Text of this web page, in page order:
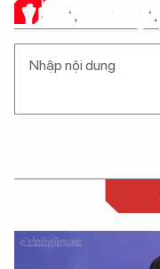
Ý KIẾN CỦA BẠN